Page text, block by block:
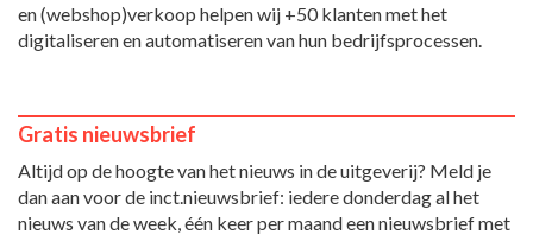
en (webshop)verkoop helpen wij +50 klanten met het
digitaliseren en automatiseren van hun bedrijfsprocessen.
Gratis nieuwsbrief
Altijd op de hoogte van het nieuws in de uitgeverij? Meld je
dan aan voor de inct.nieuwsbrief: iedere donderdag al het
nieuws van de week, één keer per maand een nieuwsbrief met